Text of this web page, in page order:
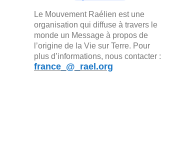
Le Mouvement Raélien est une
organisation qui diffuse à travers le
monde un Message à propos de
l’origine de la Vie sur Terre. Pour
plus d’informations, nous contacter :
france_@_rael.org